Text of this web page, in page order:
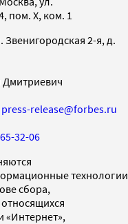
пом. X, ком. 1
Звенигородская 2-я, д.
Дмитриевич
press-release@forbes.ru
32-06
технологии
сбора,
«Интернет»,